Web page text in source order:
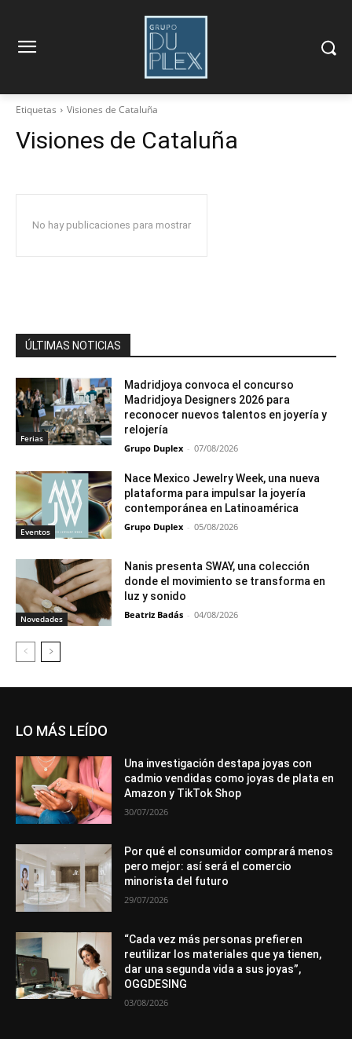
Etiquetas Visiones de Cataluña
Visiones de Cataluña
No hay publicaciones para mostrar
ÚLTIMAS NOTICIAS
Ferias
Madridjoya convoca el concurso
Madridjoya Designers 2026 para
reconocer nuevos talentos en joyería y
relojería
Grupo Duplex - 07/08/2026
Eventos
Nace Mexico Jewelry Week, una nueva
plataforma para impulsar la joyería
contemporánea en Latinoamérica
Grupo Duplex - 05/08/2026
Novedades
Nanis presenta SWAY, una colección
donde el movimiento se transforma en
luz y sonido
Beatriz Badás - 04/08/2026
LO MÁS LEÍDO
Una investigación destapa joyas con
cadmio vendidas como joyas de plata en
Amazon y TikTok Shop
30/07/2026
Por qué el consumidor comprará menos
pero mejor: así será el comercio
minorista del futuro
29/07/2026
“Cada vez más personas prefieren
reutilizar los materiales que ya tienen,
dar una segunda vida a sus joyas”,
OGGDESING
03/08/2026